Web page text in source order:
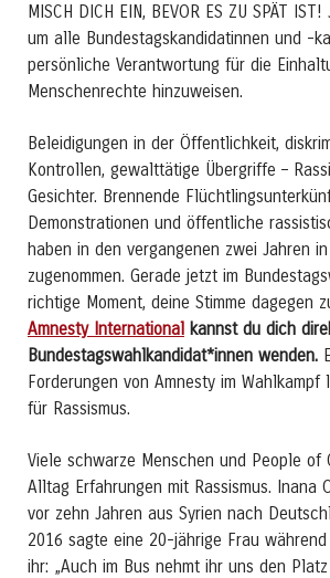
MISCH DICH EIN, BEVOR ES ZU SPÄT
um alle Bundestagskandidatinnen und -
persönliche Verantwortung für die
Menschenrechte hinzuweisen.
Beleidigungen in der Öffentlichkeit,
Kontrollen, gewalttätige Übergriffe –
Gesichter. Brennende
Demonstrationen und öffentliche
haben in den vergangenen zwei Jahren
zugenommen. Gerade jetzt im
richtige Moment, deine Stimme dagegen
Amnesty International kannst du dich
Bundestagswahlkandidat*innen wenden.
Forderungen von Amnesty im
für Rassismus.
Viele schwarze Menschen und People of
Alltag Erfahrungen mit Rassismus. Inana
vor zehn Jahren aus Syrien nach
2016 sagte eine 20-jährige Frau
ihr: „Auch im Bus nehmt ihr uns den